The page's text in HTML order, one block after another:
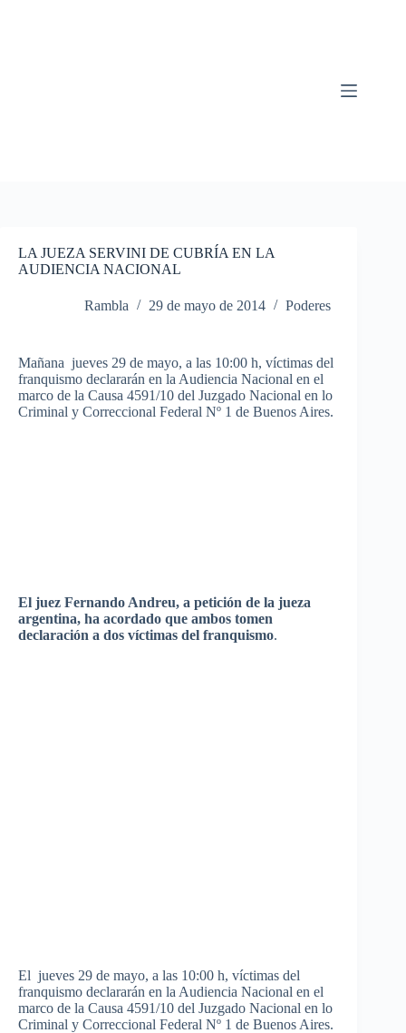
LA JUEZA SERVINI DE CUBRÍA EN LA
AUDIENCIA NACIONAL
Rambla 29 de mayo de 2014 Poderes
Mañana jueves 29 de mayo, a las 10:00 h, víctimas del
franquismo declararán en la Audiencia Nacional en el
marco de la Causa 4591/10 del Juzgado Nacional en lo
Criminal y Correccional Federal Nº 1 de Buenos Aires.
El juez Fernando Andreu, a petición de la jueza
argentina, ha acordado que ambos tomen
declaración a dos víctimas del franquismo.
El jueves 29 de mayo, a las 10:00 h, víctimas del
franquismo declararán en la Audiencia Nacional en el
marco de la Causa 4591/10 del Juzgado Nacional en lo
Criminal y Correccional Federal Nº 1 de Buenos Aires.